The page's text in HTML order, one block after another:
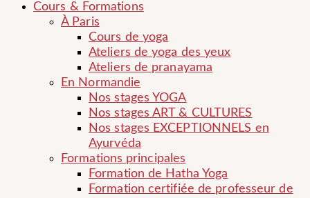
Cours & Formations
À Paris
Cours de yoga
Ateliers de yoga des yeux
Ateliers de pranayama
En Normandie
Nos stages YOGA
Nos stages ART & CULTURES
Nos stages EXCEPTIONNELS en
Ayurvéda
Formations principales
Formation de Hatha Yoga
Formation certifiée de professeur de